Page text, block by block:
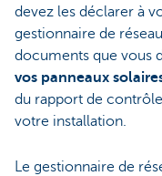
devez les déclarer à
gestionnaire de
documents que vous
vos panneaux
du rapport de
votre installation.
Le gestionnaire de